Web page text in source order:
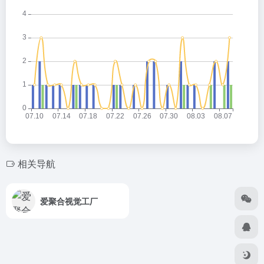
相关导航
爱聚合视觉工厂